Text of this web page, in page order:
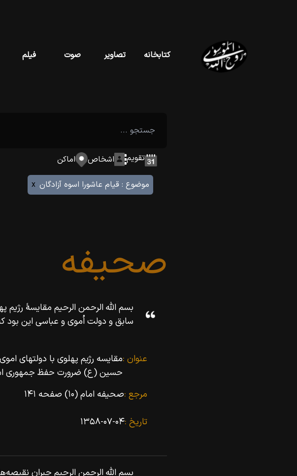
کتابخانه تصاویر صوت فیلم
تقویم اشخاص اماکن
موضوع : قيام عاشورا اسوه آزادگان x
صحیفه
بسم اللّه‌ الرحمن الرحيم مقايسۀ رژيم
سابق و دولت اُموى و عباسى اين بود
عنوان :
حسین (ع) ضرورت حفظ جمهورى اسلامى با محتواى اسلامى
مرجع :صحیفه امام (۱۰) صفحه ۱۴۱
تاریخ :۱۳۵۸-۰۷-۰۴
بسم اللّه‌ الرحمن الرحيم جبران